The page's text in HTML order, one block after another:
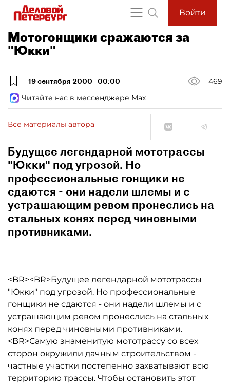
Войти
Мотогонщики сражаются за
"Юкки"
19 сентября 2000 00:00
469
Читайте нас в мессенджере Max
Все материалы автора
Будущее легендарной мототрассы
"Юкки" под угрозой. Но
профессиональные гонщики не
сдаются - они надели шлемы и c
устрашающим ревом пронеслись на
стальных конях перед чиновными
противниками.
<BR><BR>Будущее легендарной мототрассы
"Юкки" под угрозой. Но профессиональные
гонщики не сдаются - они надели шлемы и c
устрашающим ревом пронеслись на стальных
конях перед чиновными противниками.
<BR>Самую знаменитую мототрассу со всех
сторон окружили дачным строительством -
частные участки постепенно захватывают всю
территорию трассы. Чтобы остановить этот